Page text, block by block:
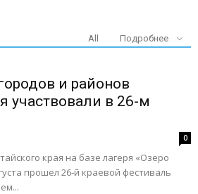
All Подробнее
и районов
участвовали в 26-м
0
края на базе лагеря «Озеро
прошел 26‑й краевой фестиваль